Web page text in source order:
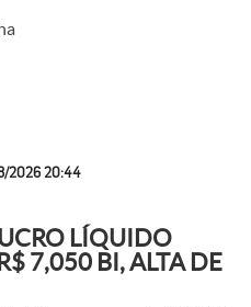
2026 20:44
LÍQUIDO
7,050 BI, ALTA DE